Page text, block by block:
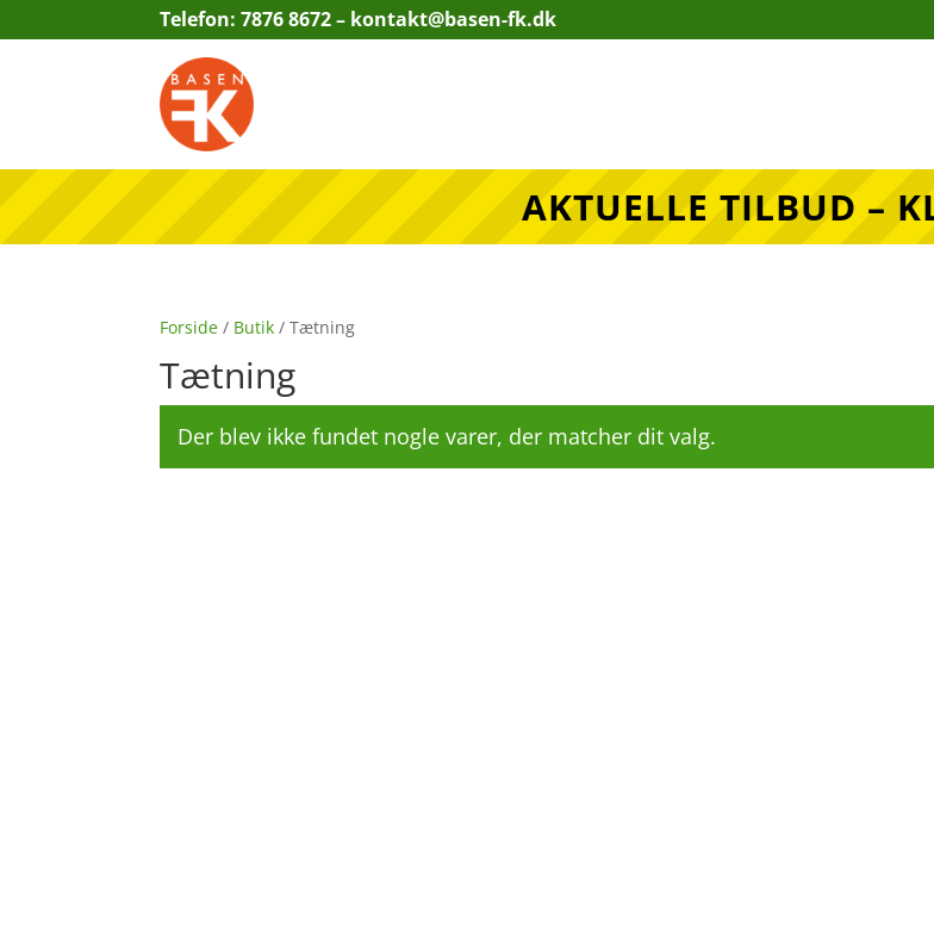
Telefon: 7876 8672 – kontakt@basen-fk.dk
AKTUELLE TILBUD –
Forside / Butik / Tætning
Tætning
Der blev ikke fundet nogle varer, der matcher dit valg.